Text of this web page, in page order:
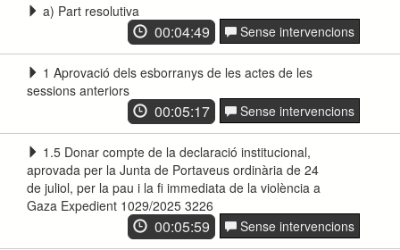
a) Part resolutiva
00:04:49 Sense intervencions
1 Aprovació dels esborranys de les actes de les
sessions anteriors
00:05:17 Sense intervencions
1.5 Donar compte de la declaració institucional,
aprovada per la Junta de Portaveus ordinària de 24
de juliol, per la pau i la fi immediata de la violència a
Gaza Expedient 1029/2025 3226
00:05:59 Sense intervencions